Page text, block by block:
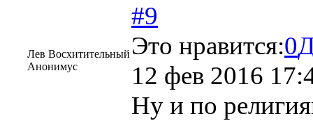
Лев Восхитительный
Анонимус
#9
Это нравится:0
12 фев 2016
Ну и по